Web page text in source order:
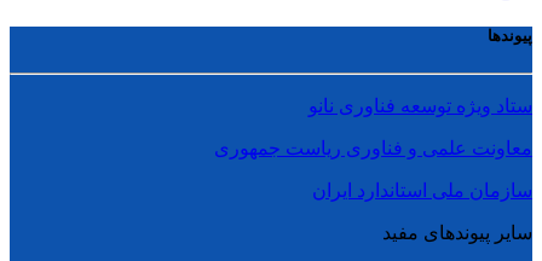
پیوندها
ستاد ویژه توسعه فناوری نانو
معاونت علمی و فناوری ریاست جمهوری
سازمان ملی استاندارد ایران
سایر پیوندهای مفید